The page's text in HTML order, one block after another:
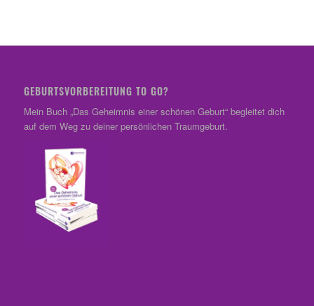
GEBURTSVORBEREITUNG TO GO?
Mein Buch „Das Geheimnis einer schönen Geburt“ begleitet dich
auf dem Weg zu deiner persönlichen Traumgeburt.